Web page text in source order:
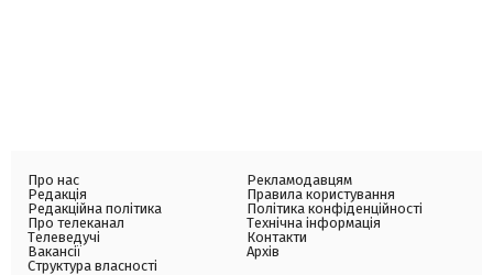
Про нас
Редакція
Редакційна політика
Про телеканал
Телеведучі
Вакансії
Структура власності
Рекламодавцям
Правила користування
Політика конфіденційності
Технічна інформація
Контакти
Архів